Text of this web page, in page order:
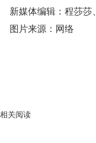
新媒体编辑：程莎莎
图片来源：网络
相关阅读